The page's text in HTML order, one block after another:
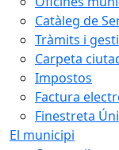
Catàleg de
Tràmits i
Carpeta
Impostos
Factura
Finestreta
El municipi